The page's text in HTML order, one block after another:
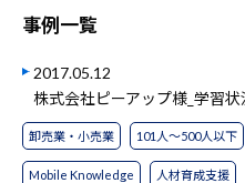
事例一覧
2017.05.12
株式会社ピーアップ様_学習
卸売業・小売業 101人～500人以下
Mobile Knowledge 人材育成支援